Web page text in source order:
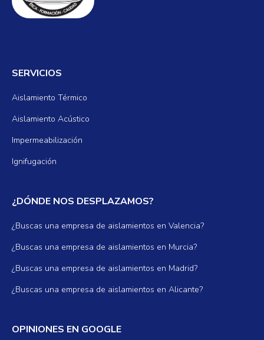
SERVICIOS
Aislamiento Térmico
Aislamiento Acústico
Impermeabilización
Ignifugación
¿DÓNDE NOS DESPLAZAMOS?
¿Buscas una empresa de aislamientos en Valencia?
¿Buscas una empresa de aislamientos en Murcia?
¿Buscas una empresa de aislamientos en Madrid?
¿Buscas una empresa de aislamientos en Alicante?
OPINIONES EN GOOGLE